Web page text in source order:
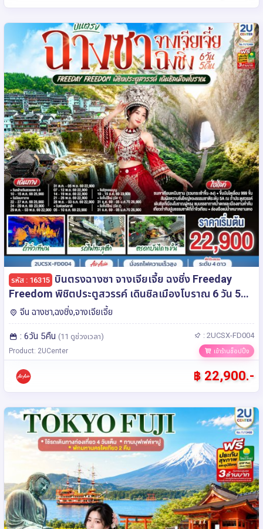
รหัส : 16315 บินตรงฉางซา จางเจียเจี้ย ฉงชิ่ง Freeday
Freedom พิชิตประตูสวรรค์ เดินชิลเมืองโบราณ 6 วัน 5
คืน โดย ไทย แอร์เอเชีย (FD)
จีน ฉางชา,ฉงชิ่ง,จางเจียเจี้ย
: 6วัน 5คืน (11 ดูช่วงเวลา) : 2UCSX-FD004
Product: 2UCenter เข้าร้านช็อปปิ้ง
฿ 22,900.-